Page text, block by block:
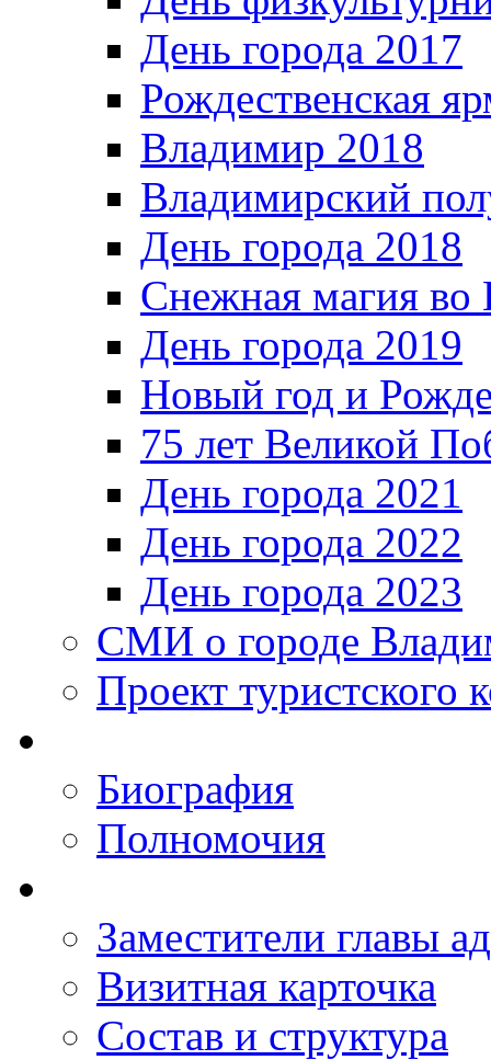
День города 2017
Рождественская
Владимир 2018
Владимирский
День города 2018
Снежная магия во
День города 2019
Новый год и
75 лет Великой
День города 2021
День города 2022
День города 2023
СМИ о городе
Проект туристского
Биография
Полномочия
Заместители главы
Визитная карточка
Состав и структура